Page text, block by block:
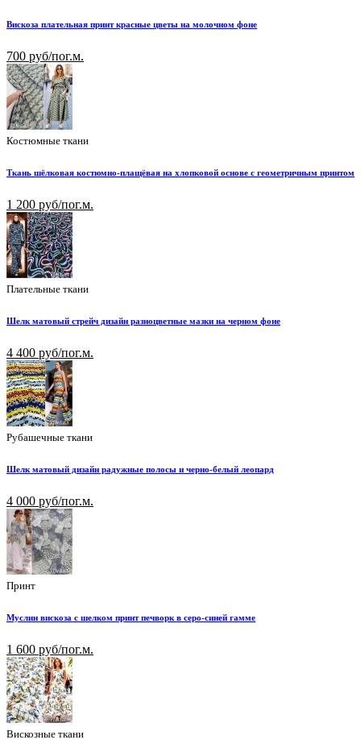
Вискоза плательная принт красные цветы на молочном фоне
700 руб/пог.м.
Костюмные ткани
Ткань шёлковая костюмно-плащёвая на хлопковой основе с геометричным принтом
1 200 руб/пог.м.
Плательные ткани
Шелк матовый стрейч дизайн разноцветные мазки на черном фоне
4 400 руб/пог.м.
Рубашечные ткани
Шелк матовый дизайн радужные полосы и черно-белый леопард
4 000 руб/пог.м.
Принт
Муслин вискоза с шелком принт печворк в серо-синей гамме
1 600 руб/пог.м.
Вискозные ткани